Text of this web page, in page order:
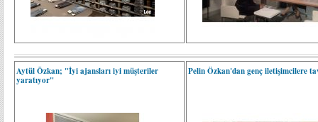
Aytül Özkan; "İyi ajansları iyi müşteriler
yaratıyor"
Pelin Özkan'dan genç iletişimcilere